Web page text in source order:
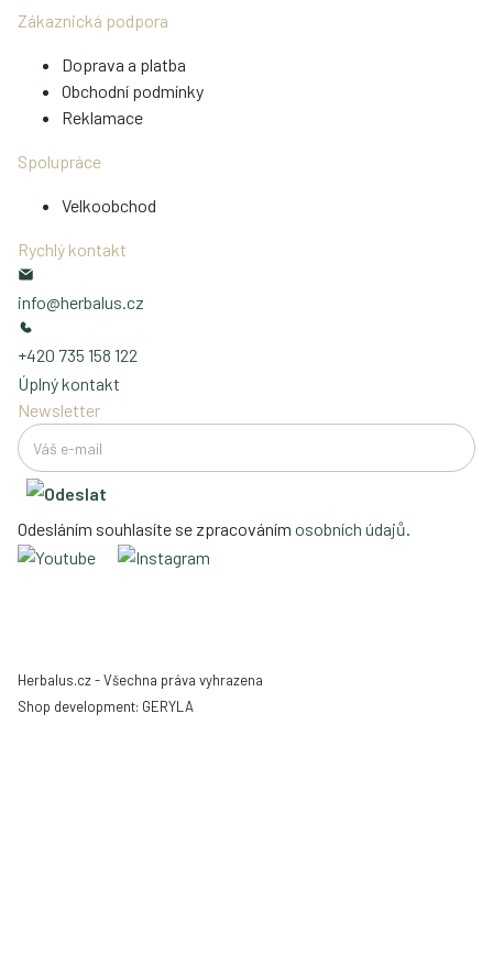
Zákaznická podpora
Doprava a platba
Obchodní podmínky
Reklamace
Spolupráce
Velkoobchod
Rychlý kontakt
info@herbalus.cz
+420 735 158 122
Úplný kontakt
Newsletter
Odesláním souhlasíte se zpracováním osobních údajů
Herbalus.cz - Všechna práva vyhrazena
Shop development: GERYLA